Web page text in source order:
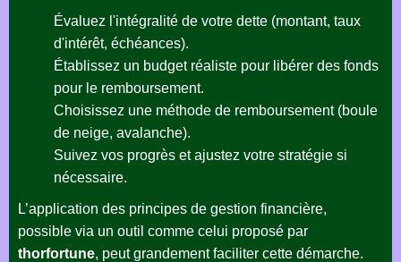
Évaluez l'intégralité de votre dette (montant, taux
d'intérêt, échéances).
Établissez un budget réaliste pour libérer des fonds
pour le remboursement.
Choisissez une méthode de remboursement (boule
de neige, avalanche).
Suivez vos progrès et ajustez votre stratégie si
nécessaire.
L’application des principes de gestion financière,
possible via un outil comme celui proposé par
thorfortune, peut grandement faciliter cette démarche.